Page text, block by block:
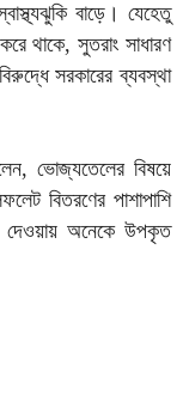
বাড়ে। যেহেতু
থাকে, সুতরাং সাধারণ
সরকারের ব্যবস্থা
ভোজ্যতেলের বিষয়ে
বিতরণের পাশাপাশি
দেওয়ায় অনেকে উপকৃত